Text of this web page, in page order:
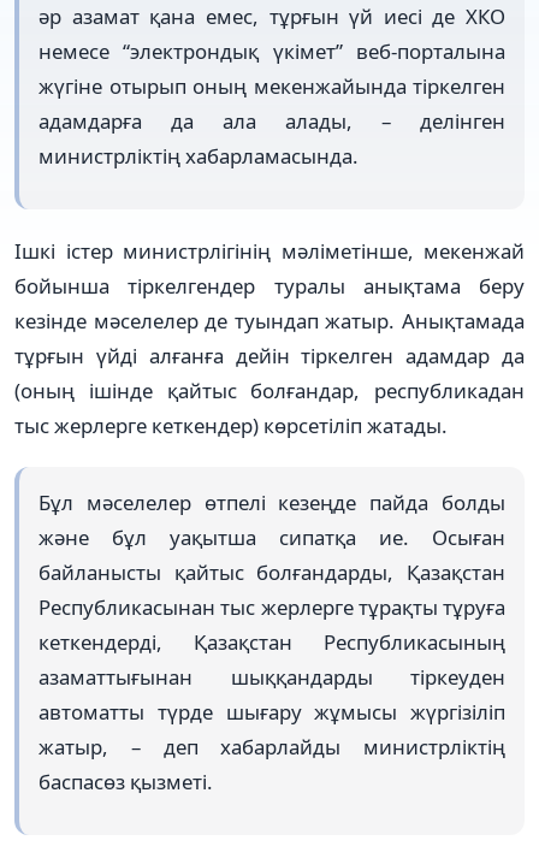
әр азамат қана емес, тұрғын үй иесі де ХКО
немесе “электрондық үкімет” веб-порталына
жүгіне отырып оның мекенжайында тіркелген
адамдарға да ала алады, – делінген
министрліктің хабарламасында.
Ішкі істер министрлігінің мәліметінше, мекенжай
бойынша тіркелгендер туралы анықтама беру
кезінде мәселелер де туындап жатыр. Анықтамада
тұрғын үйді алғанға дейін тіркелген адамдар да
(оның ішінде қайтыс болғандар, республикадан
тыс жерлерге кеткендер) көрсетіліп жатады.
Бұл мәселелер өтпелі кезеңде пайда болды
және бұл уақытша сипатқа ие. Осыған
байланысты қайтыс болғандарды, Қазақстан
Республикасынан тыс жерлерге тұрақты тұруға
кеткендерді, Қазақстан Республикасының
азаматтығынан шыққандарды тіркеуден
автоматты түрде шығару жұмысы жүргізіліп
жатыр, – деп хабарлайды министрліктің
баспасөз қызметі.